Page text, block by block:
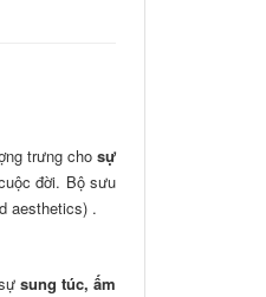
trưng cho sự
đời. Bộ sưu
aesthetics) .
sung túc, ấm